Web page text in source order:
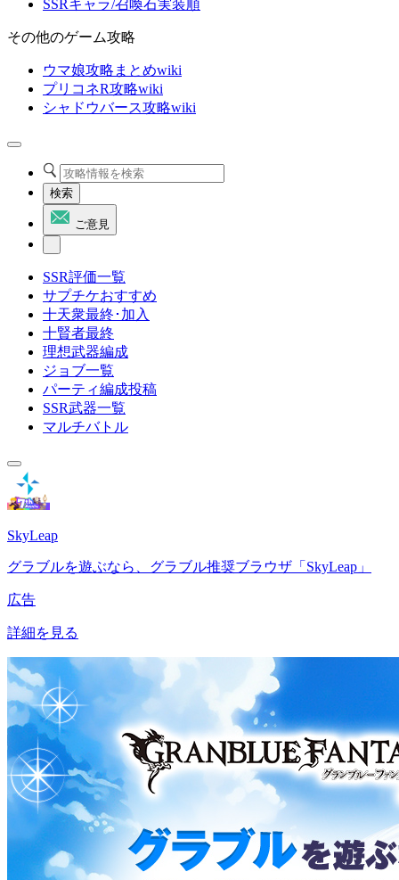
SSRキャラ/召喚石実装順
その他のゲーム攻略
ウマ娘攻略まとめwiki
プリコネR攻略wiki
シャドウバース攻略wiki
検索
ご意見
SSR評価一覧
サプチケおすすめ
十天衆最終･加入
十賢者最終
理想武器編成
ジョブ一覧
パーティ編成投稿
SSR武器一覧
マルチバトル
SkyLeap
グラブルを遊ぶなら、グラブル推奨ブラウザ「SkyLeap」
広告
詳細を見る